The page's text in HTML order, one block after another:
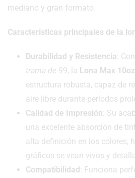
mediano y gran formato.
Características principales de la
Durabilidad y Resistencia:
trama de 99, la Lona Max 10oz
estructura robusta, capaz de
aire libre durante periodos
Calidad de Impresión: Su
una excelente absorción de
alta definición en los colores,
gráficos se vean vivos y
Compatibilidad: Funciona